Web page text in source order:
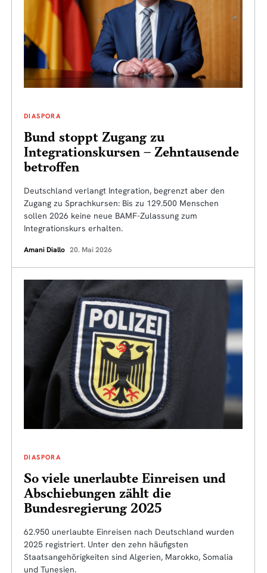
DIASPORA
Bund stoppt Zugang zu
Integrationskursen – Zehntausende
betroffen
Deutschland verlangt Integration, begrenzt aber den
Zugang zu Sprachkursen: Bis zu 129.500 Menschen
sollen 2026 keine neue BAMF-Zulassung zum
Integrationskurs erhalten.
Amani Diallo 20. Mai 2026
DIASPORA
So viele unerlaubte Einreisen und
Abschiebungen zählt die
Bundesregierung 2025
62.950 unerlaubte Einreisen nach Deutschland wurden
2025 registriert. Unter den zehn häufigsten
Staatsangehörigkeiten sind Algerien, Marokko, Somalia
und Tunesien.